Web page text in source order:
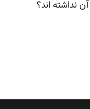
نداشته‏ اند؟